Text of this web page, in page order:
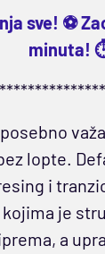
sve! ⚽
minuta!
lopte.
i
je
a